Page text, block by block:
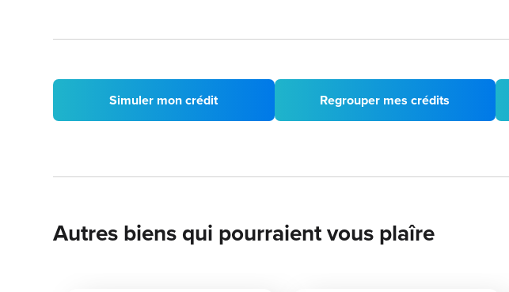
Simuler mon crédit Regrouper mes crédits
Autres biens qui pourraient vous plaîre